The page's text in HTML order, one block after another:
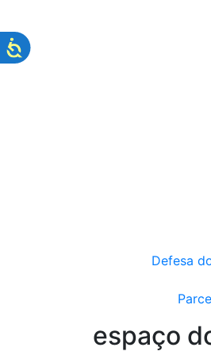
Defesa
espaço